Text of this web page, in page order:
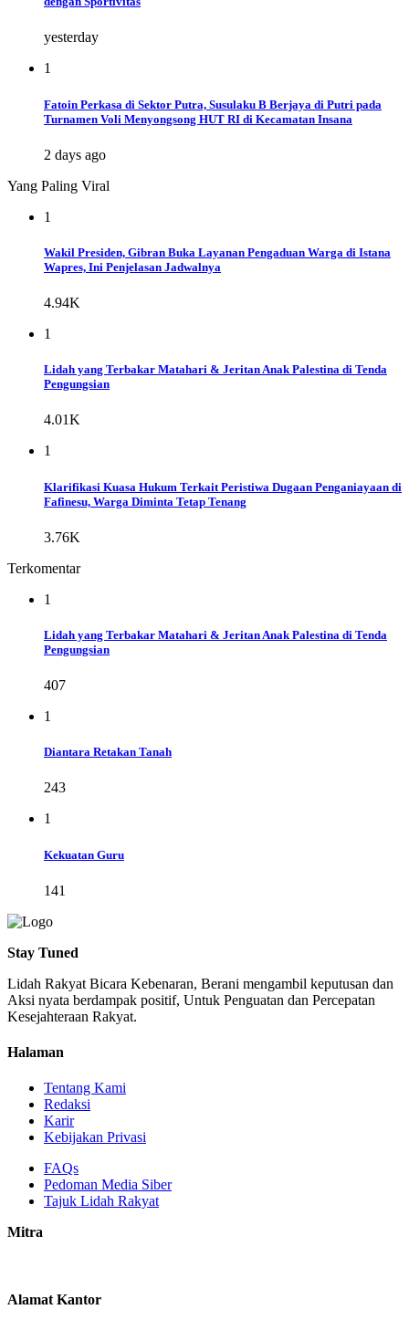
yesterday
1
Fatoin Perkasa di Sektor Putra, Susulaku B Berjaya di Putri pada
Turnamen Voli Menyongsong HUT RI di Kecamatan Insana
2 days ago
Yang Paling Viral
1
Wakil Presiden, Gibran Buka Layanan Pengaduan Warga di Istana
Wapres, Ini Penjelasan Jadwalnya
4.94K
1
Lidah yang Terbakar Matahari & Jeritan Anak Palestina di Tenda
Pengungsian
4.01K
1
Klarifikasi Kuasa Hukum Terkait Peristiwa Dugaan Penganiayaan di
Fafinesu, Warga Diminta Tetap Tenang
3.76K
Terkomentar
1
Lidah yang Terbakar Matahari & Jeritan Anak Palestina di Tenda
Pengungsian
407
1
Diantara Retakan Tanah
243
1
Kekuatan Guru
141
Stay Tuned
Lidah Rakyat Bicara Kebenaran, Berani mengambil keputusan dan
Aksi nyata berdampak positif, Untuk Penguatan dan Percepatan
Kesejahteraan Rakyat.
Halaman
Tentang Kami
Redaksi
Karir
Kebijakan Privasi
FAQs
Pedoman Media Siber
Tajuk Lidah Rakyat
Mitra
Alamat Kantor